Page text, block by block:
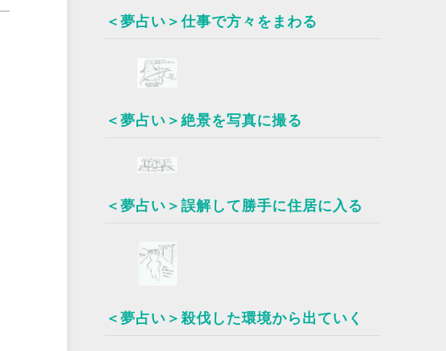
＜夢占い＞仕事で方々をまわる
＜夢占い＞絶景を写真に撮る
＜夢占い＞誤解して勝手に住居に入る
＜夢占い＞殺伐した環境から出ていく